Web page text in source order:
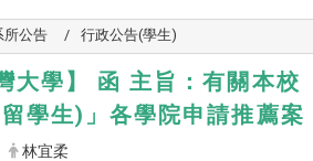
所公告 行政公告(學生)
大學】 函 主旨：有關本
學生)」各學院申請推薦案
林宜柔